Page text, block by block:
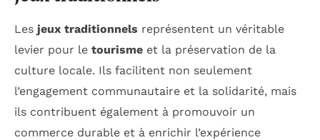
Les jeux traditionnels représentent un véritable
levier pour le tourisme et la préservation de la
culture locale. Ils facilitent non seulement
l’engagement communautaire et la solidarité, mais
ils contribuent également à promouvoir un
commerce durable et à enrichir l’expérience